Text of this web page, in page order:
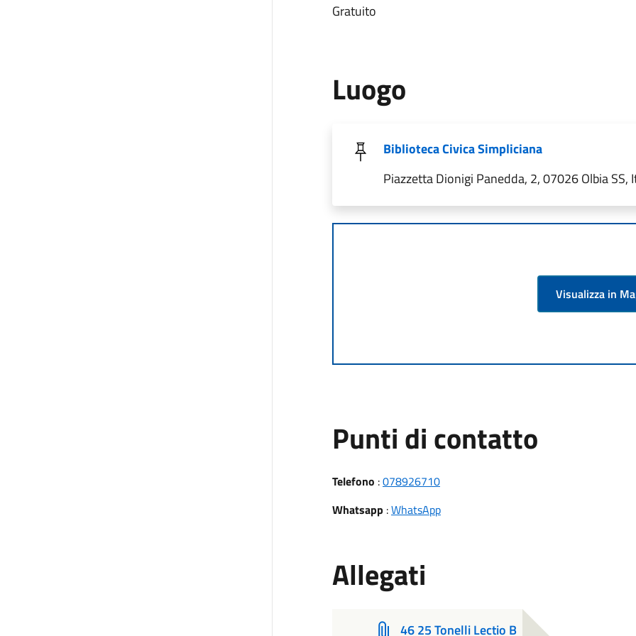
Gratuito
Luogo
Biblioteca Civica Simpliciana
Piazzetta Dionigi Panedda, 2, 07026 Olbia SS,
Visualizza in
Punti di contatto
Telefono :078926710
Whatsapp :WhatsApp
Allegati
46 25 Tonelli Lectio B